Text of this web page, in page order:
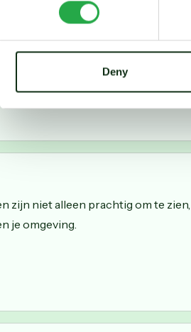
Deny
aan ontwerpen, texturen en
oplossing voor elke ruimte
zijn niet alleen prachtig om te
je omgeving.